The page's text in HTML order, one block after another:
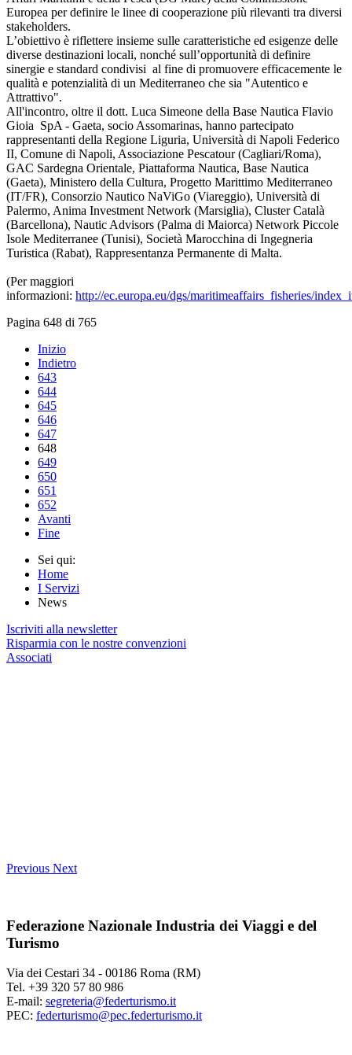
Europea per definire le linee di cooperazione più rilevanti tra diversi
stakeholders.
L’obiettivo è riflettere insieme sulle caratteristiche ed esigenze delle
diverse destinazioni locali, nonché sull’opportunità di definire
sinergie e standard condivisi al fine di promuovere efficacemente le
qualità e potenzialità di un Mediterraneo che sia "Autentico e
Attrattivo".
All'incontro, oltre il dott. Luca Simeone della Base Nautica Flavio
Gioia SpA - Gaeta, socio Assomarinas, hanno partecipato
rappresentanti della Regione Liguria, Università di Napoli Federico
II, Comune di Napoli, Associazione Pescatour (Cagliari/Roma),
GAC Sardegna Orientale, Piattaforma Nautica, Base Nautica
(Gaeta), Ministero della Cultura, Progetto Marittimo Mediterraneo
(IT/FR), Consorzio Nautico NaViGo (Viareggio), Università di
Palermo, Anima Investment Network (Marsiglia), Cluster Català
(Barcellona), Nautic Advisors (Palma di Maiorca) Network Piccole
Isole Mediterranee (Tunisi), Società Marocchina di Ingegneria
Turistica (Rabat), Rappresentanza Permanente di Malta.
(Per maggiori
informazioni: http://ec.europa.eu/dgs/maritimeaffairs_fisheries/
Pagina 648 di 765
Inizio
Indietro
643
644
645
646
647
648
649
650
651
652
Avanti
Fine
Sei qui:
Home
I Servizi
News
Iscriviti alla newsletter
Risparmia con le nostre convenzioni
Associati
Previous Next
Federazione Nazionale Industria dei Viaggi e del
Turismo
Via dei Cestari 34 - 00186 Roma (RM)
Tel. +39 320 57 80 986
E-mail: segreteria@federturismo.it
PEC: federturismo@pec.federturismo.it